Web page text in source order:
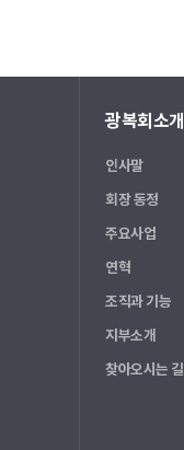
광복회소개
인사말
회장 동정
주요사업
연혁
조직과 기능
지부소개
찾아오시는 길